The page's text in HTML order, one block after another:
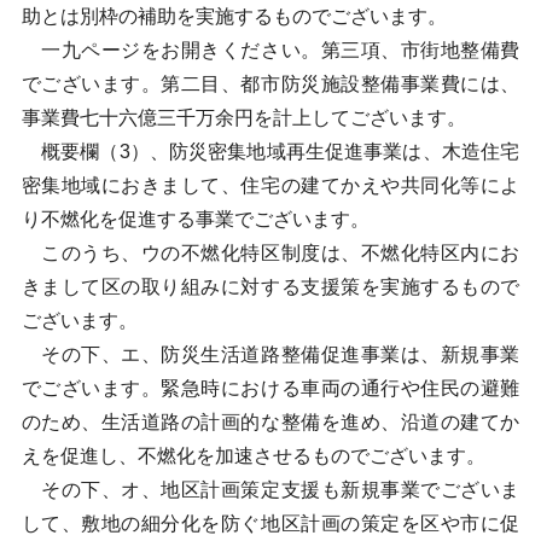
助とは別枠の補助を実施するものでございます。
一九ページをお開きください。第三項、市街地整備費
でございます。第二目、都市防災施設整備事業費には、
事業費七十六億三千万余円を計上してございます。
概要欄（3）、防災密集地域再生促進事業は、木造住宅
密集地域におきまして、住宅の建てかえや共同化等によ
り不燃化を促進する事業でございます。
このうち、ウの不燃化特区制度は、不燃化特区内にお
きまして区の取り組みに対する支援策を実施するもので
ございます。
その下、エ、防災生活道路整備促進事業は、新規事業
でございます。緊急時における車両の通行や住民の避難
のため、生活道路の計画的な整備を進め、沿道の建てか
えを促進し、不燃化を加速させるものでございます。
その下、オ、地区計画策定支援も新規事業でございま
して、敷地の細分化を防ぐ地区計画の策定を区や市に促